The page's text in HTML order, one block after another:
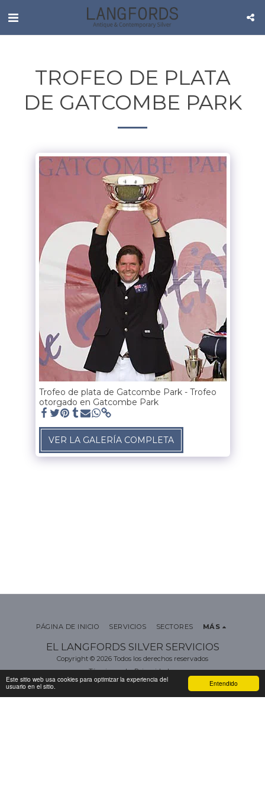
Entendido
Este sitio web usa cookies para optimizar la experiencia del
usuario en el sitio.
TROFEO DE PLATA
DE GATCOMBE PARK
Trofeo de plata de Gatcombe Park - Trofeo
otorgado en Gatcombe Park
VER LA GALERÍA COMPLETA
EL LANGFORDS SILVER SERVICIOS
Copyright © 2026 Todos los derechos reservados
Términos|Privacidad
PÁGINA DE INICIO SERVICIOS SECTORES MÁS